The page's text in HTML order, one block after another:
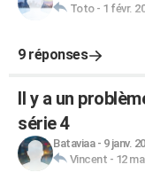
Toto- 1 févr.
9 réponses
Il y a un
série 4
Bataviaa- 9 janv.
Vincent - 12